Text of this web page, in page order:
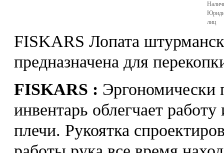
лиц
FISKARS Лопата
предназначена для
FISKARS : Эргономически
инвентарь облегчает
плечи. Рукоятка